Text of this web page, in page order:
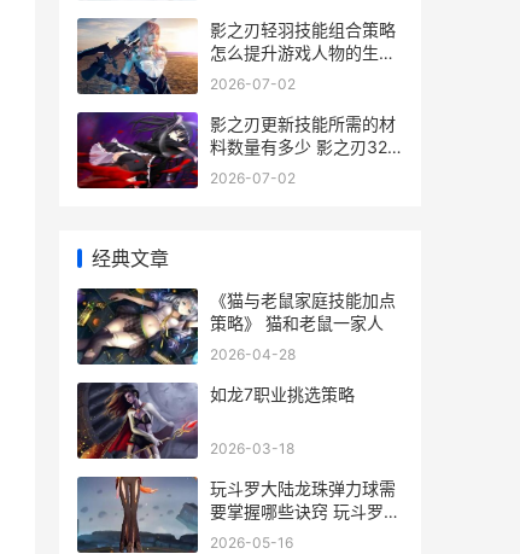
影之刃轻羽技能组合策略
怎么提升游戏人物的生存
能力 影之刃1角色轻羽技
2026-07-02
影之刃更新技能所需的材
料数量有多少 影之刃320
级技能
2026-07-02
经典文章
《猫与老鼠家庭技能加点
策略》 猫和老鼠一家人
2026-04-28
如龙7职业挑选策略
2026-03-18
玩斗罗大陆龙珠弹力球需
要掌握哪些诀窍 玩斗罗大
陆龙珠的人多吗
2026-05-16